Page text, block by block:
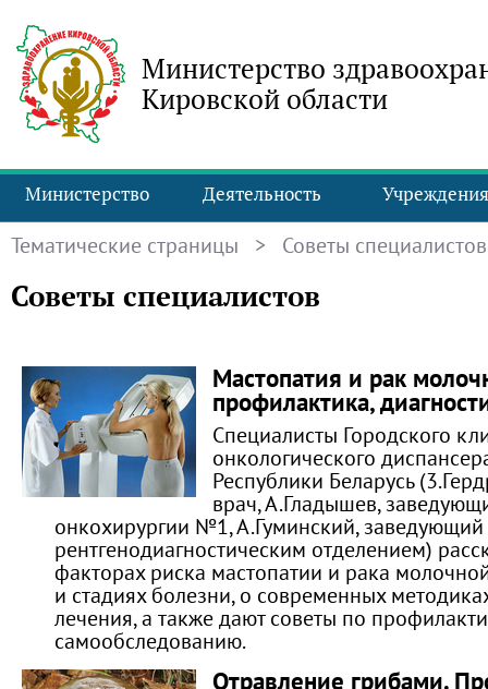
Министерство
Кировской области
Министерство Деятельность Учреждения
Тематические страницы > Советы специалистов
Советы специалистов
Мастопатия и рак
профилактика,
Специалисты Городского
онкологического
Республики Беларусь
врач, А.Гладышев,
онкохирургии №1, А.Гуминский, заведующий
рентгенодиагностическим отделением)
факторах риска мастопатии и рака
и стадиях болезни, о современных
лечения, а также дают советы по
самообследованию.
Отравление грибами.